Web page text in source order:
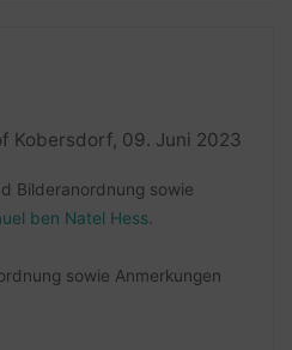
Bilderanordnung sowie
ben Natel Hess
sowie Anmerkungen